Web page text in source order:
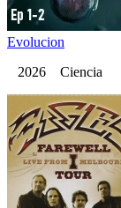
Evolucion
2026 Ciencia